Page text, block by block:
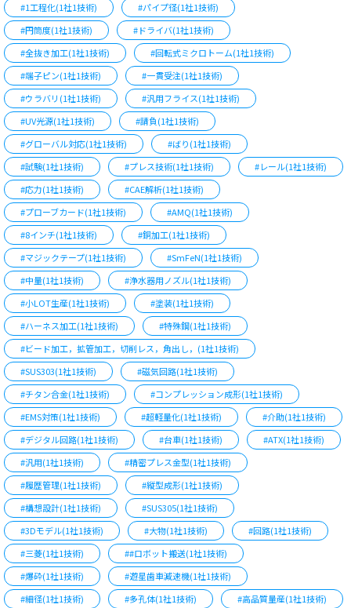
#1工程化(1社1技術)
#パイプ径(1社1技術)
#円筒度(1社1技術)
#ドライバ(1社1技術)
#全抜き加工(1社1技術)
#回転式ミクロトーム(1社1技術)
#端子ピン(1社1技術)
#一貫受注(1社1技術)
#ウラバリ(1社1技術)
#汎用フライス(1社1技術)
#UV光源(1社1技術)
#請負(1社1技術)
#グローバル対応(1社1技術)
#ばり(1社1技術)
#試験(1社1技術)
#プレス技術(1社1技術)
#レール(1社1技術)
#応力(1社1技術)
#CAE解析(1社1技術)
#プローブカード(1社1技術)
#AMQ(1社1技術)
#8インチ(1社1技術)
#銅加工(1社1技術)
#マジックテープ(1社1技術)
#SmFeN(1社1技術)
#中量(1社1技術)
#浄水器用ノズル(1社1技術)
#小LOT生産(1社1技術)
#塗装(1社1技術)
#ハーネス加工(1社1技術)
#特殊鋼(1社1技術)
#ビード加工，拡管加工，切削レス，角出し，(1社1技術)
#SUS303(1社1技術)
#磁気回路(1社1技術)
#チタン合金(1社1技術)
#コンプレッション成形(1社1技術)
#EMS対策(1社1技術)
#超軽量化(1社1技術)
#介助(1社1技術)
#デジタル回路(1社1技術)
#台車(1社1技術)
#ATX(1社1技術)
#汎用(1社1技術)
#精密プレス金型(1社1技術)
#履歴管理(1社1技術)
#縦型成形(1社1技術)
#構想設計(1社1技術)
#SUS305(1社1技術)
#3Dモデル(1社1技術)
#大物(1社1技術)
#回路(1社1技術)
#三菱(1社1技術)
##ロボット搬送(1社1技術)
#爆砕(1社1技術)
#遊星歯車減速機(1社1技術)
#細径(1社1技術)
#多孔体(1社1技術) #高品質量産(1社1技術)